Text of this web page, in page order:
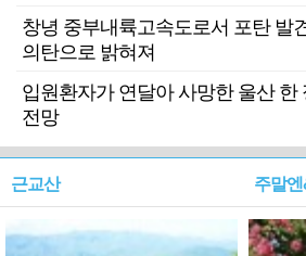
창녕 중부내륙고속도로서 포탄 발
의탄으로 밝혀져
입원환자가 연달아 사망한 울산 한
전망
근교산 주말